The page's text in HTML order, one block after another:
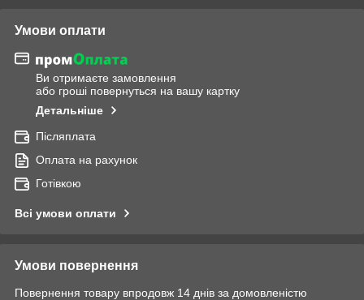
Умови оплати
Ви отримаєте замовлення
або гроші повернуться на вашу картку
Детальніше
Післяплата
Оплата на рахунок
Готівкою
Всі умови оплати
Умови повернення
Повернення товару впродовж 14 днів за домовленістю